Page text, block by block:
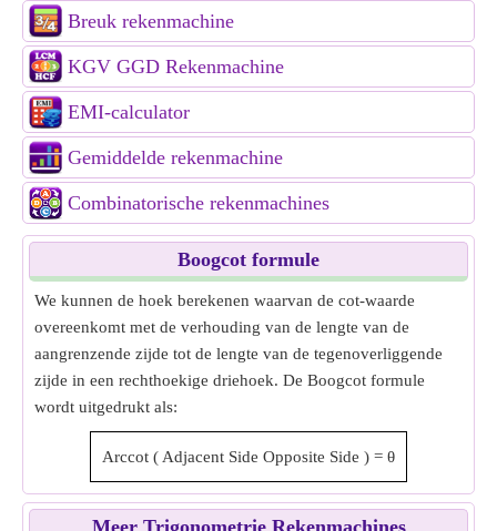
Breuk rekenmachine
KGV GGD Rekenmachine
EMI-calculator
Gemiddelde rekenmachine
Combinatorische rekenmachines
Boogcot formule
We kunnen de hoek berekenen waarvan de cot-waarde
overeenkomt met de verhouding van de lengte van de
aangrenzende zijde tot de lengte van de tegenoverliggende
zijde in een rechthoekige driehoek. De Boogcot formule
wordt uitgedrukt als:
Arccot ( Adjacent Side Opposite Side ) = θ
Meer Trigonometrie Rekenmachines